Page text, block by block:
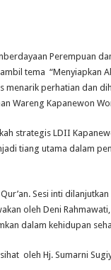
Perempuan
tema “Menyiapkan
menarik perhatian dan
Wareng Kapanewon
strategis LDII
tiang utama dalam
Sesi inti
oleh Deni
dalam kehidupan
oleh Hj. Sumarni